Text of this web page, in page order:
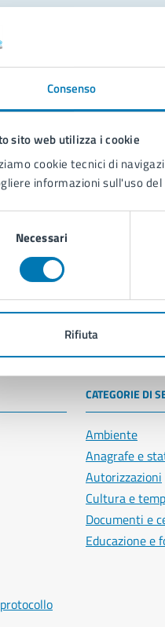
Consenso
sito web utilizza i cookie
cookie tecnici di
informazioni sull'uso
Necessari
Rifiuta
Comune di Napoli
CATEGORIE DI
Ambiente
Anagrafe e
Autorizzazioni
Cultura e
Documenti e
Educazione e